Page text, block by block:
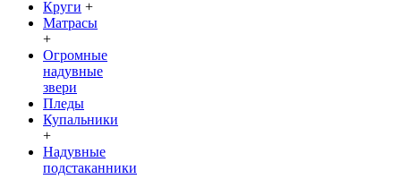
Круги +
Матрасы
+
Огромные
надувные
звери
Пледы
Купальники
+
Надувные
подстаканники